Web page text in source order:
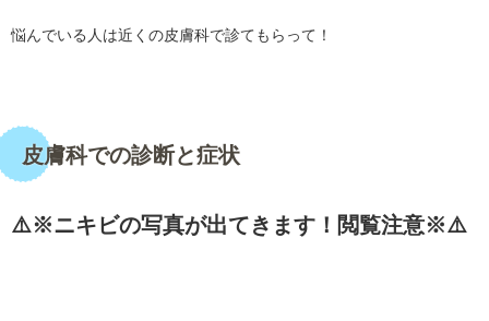
悩んでいる人は近くの皮膚科で診てもらって！
皮膚科での診断と症状
⚠️※ニキビの写真が出てきます！閲覧注意※⚠️